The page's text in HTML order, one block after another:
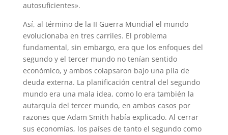
autosuficientes».
Así, al término de la II Guerra Mundial el mundo
evolucionaba en tres carriles. El problema
fundamental, sin embargo, era que los enfoques del
segundo y el tercer mundo no tenían sentido
económico, y ambos colapsaron bajo una pila de
deuda externa. La planificación central del segundo
mundo era una mala idea, como lo era también la
autarquía del tercer mundo, en ambos casos por
razones que Adam Smith había explicado. Al cerrar
sus economías, los países de tanto el segundo como